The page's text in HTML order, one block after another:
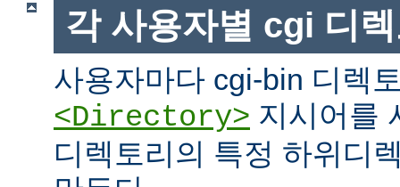
각 사용자별 cgi 디
사용자마다 cgi-bin 디렉
<Directory> 지시어를
디렉토리의 특정 하위디